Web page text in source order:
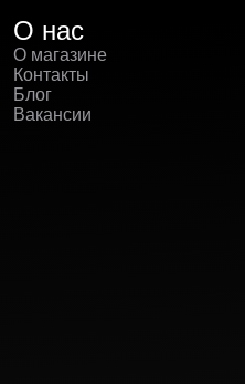
О нас
О магазине
Контакты
Блог
Вакансии